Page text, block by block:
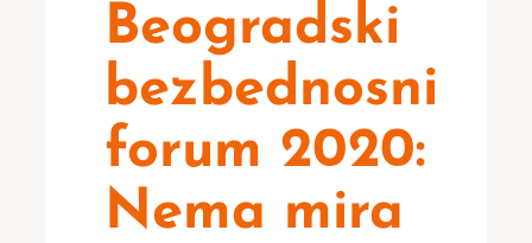
Beogradski
bezbednosni
forum 2020:
Nema mira